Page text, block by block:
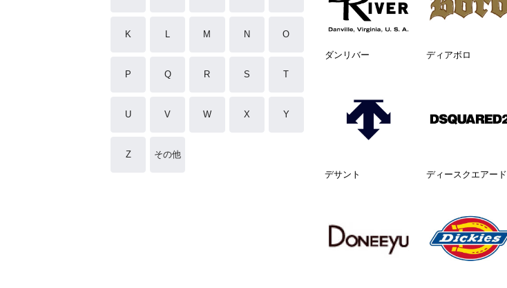
K L M N O
P Q R S T
U V W X Y
Z その他
ダンリバー ディアボロ
デサント ディースクエアード